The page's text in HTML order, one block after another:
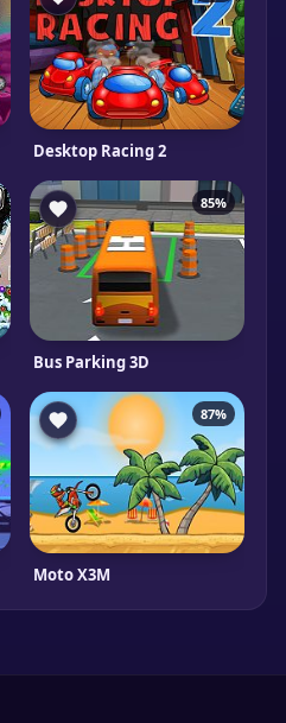
Desktop Racing 2
85%
Bus Parking 3D
87%
Moto X3M